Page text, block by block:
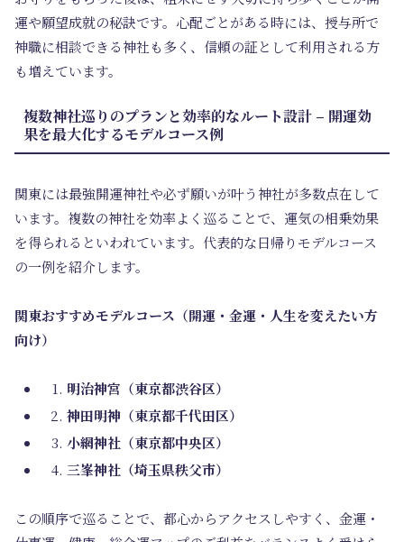
運や願望成就の秘訣です。心配ごとがある時には、授与所で
神職に相談できる神社も多く、信頼の証として利用される方
も増えています。
複数神社巡りのプランと効率的なルート設計 – 開運効
果を最大化するモデルコース例
関東には最強開運神社や必ず願いが叶う神社が多数点在して
います。複数の神社を効率よく巡ることで、運気の相乗効果
を得られるといわれています。代表的な日帰りモデルコース
の一例を紹介します。
関東おすすめモデルコース（開運・金運・人生を変えたい方
向け）
明治神宮（東京都渋谷区）
神田明神（東京都千代田区）
小網神社（東京都中央区）
三峯神社（埼玉県秩父市）
この順序で巡ることで、都心からアクセスしやすく、金運・